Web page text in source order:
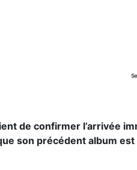
de confirmer l’arrivée
son précédent album